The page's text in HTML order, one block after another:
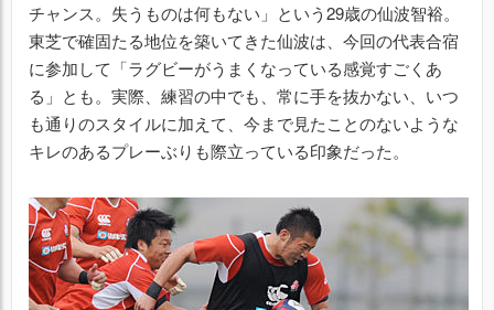
チャンス。失うものは何もない」という29歳の仙波智裕。
東芝で確固たる地位を築いてきた仙波は、今回の代表合宿
に参加して「ラグビーがうまくなっている感覚すごくあ
る」とも。実際、練習の中でも、常に手を抜かない、いつ
も通りのスタイルに加えて、今まで見たことのないような
キレのあるプレーぶりも際立っている印象だった。